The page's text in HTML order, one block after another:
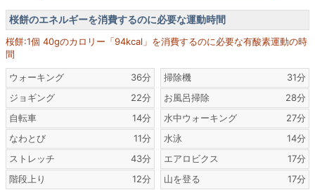
桜餅のエネルギーを消費するのに必要な運動時間
桜餅:1個 40gのカロリー「94kcal」を消費するのに必要な有酸素運動の時
間
ウォーキング
36分
ジョギング
22分
自転車
14分
なわとび
11分
ストレッチ
43分
階段上り
12分
掃除機
31分
お風呂掃除
28分
水中ウォーキング
27分
水泳
14分
エアロビクス
17分
山を登る
17分